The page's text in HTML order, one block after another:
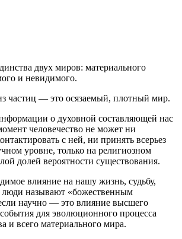
двух миров: материального
и невидимого.
частиц — это осязаемый, плотный мир.
о духовной составляющей нас
человечество не может ни
с ней, ни принять всерьез
уровне, только на религиозном
долей вероятности существования.
влияние на нашу жизнь, судьбу,
называют «божественным
научно — это влияние высшего
для эволюционного процесса
и всего материального мира.